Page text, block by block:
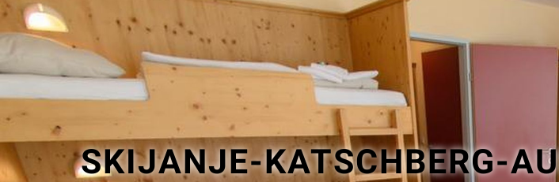
SKIJANJE-KATSCHBERG-